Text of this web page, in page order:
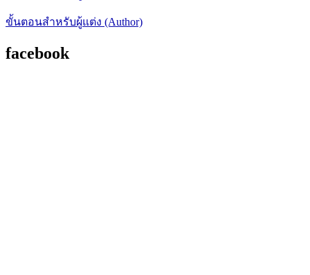
ขั้นตอนสำหรับผู้แต่ง (Author)
facebook